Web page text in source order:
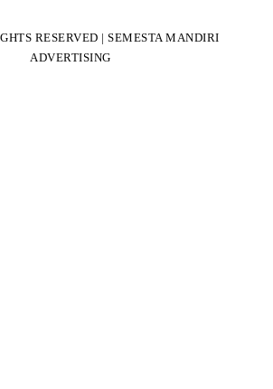
RESERVED | SEMESTA MANDIRI
ADVERTISING